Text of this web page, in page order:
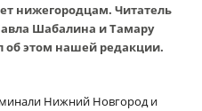
нижегородцам. Читатель
Шабалина и Тамару
об этом нашей редакции.
Нижний Новгород и